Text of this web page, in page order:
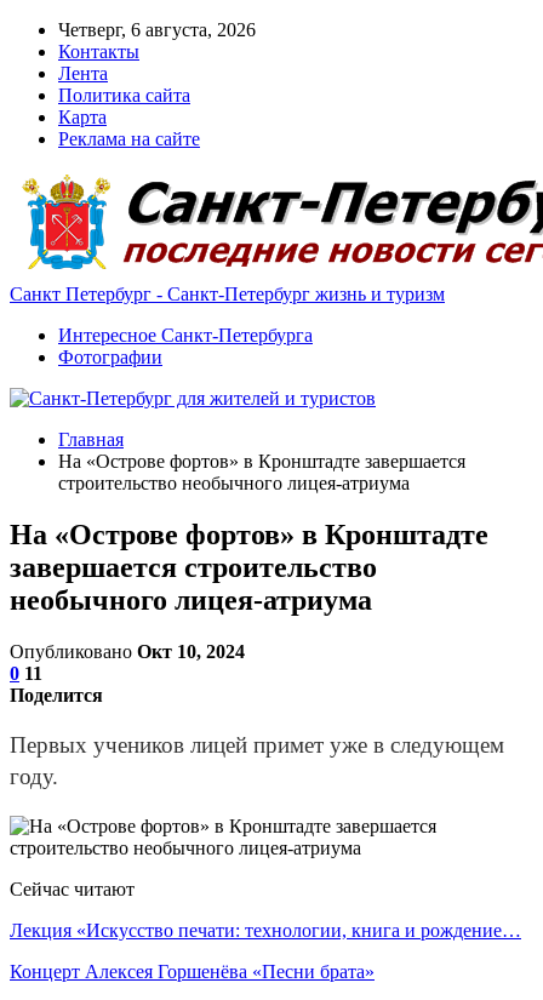
Четверг, 6 августа, 2026
Контакты
Лента
Политика сайта
Карта
Реклама на сайте
Санкт Петербург - Санкт-Петербург жизнь и туризм
Интересное Санкт-Петербурга
Фотографии
Главная
На «Острове фортов» в Кронштадте завершается
строительство необычного лицея-атриума
На «Острове фортов» в Кронштадте
завершается строительство
необычного лицея-атриума
Опубликовано Окт 10, 2024
0 11
Поделится
Первых учеников лицей примет уже в следующем
году.
Сейчас читают
Лекция «Искусство печати: технологии, книга и рождение…
Концерт Алексея Горшенёва «Песни брата»